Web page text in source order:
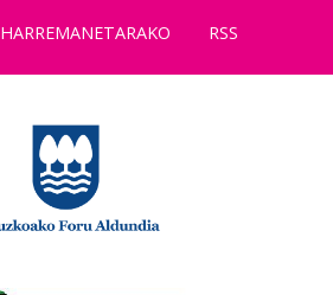
HARREMANETARAKO RSS